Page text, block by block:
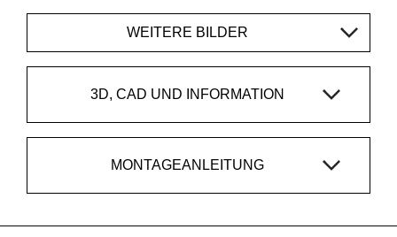
WEITERE BILDER
3D, CAD UND INFORMATION
MONTAGEANLEITUNG